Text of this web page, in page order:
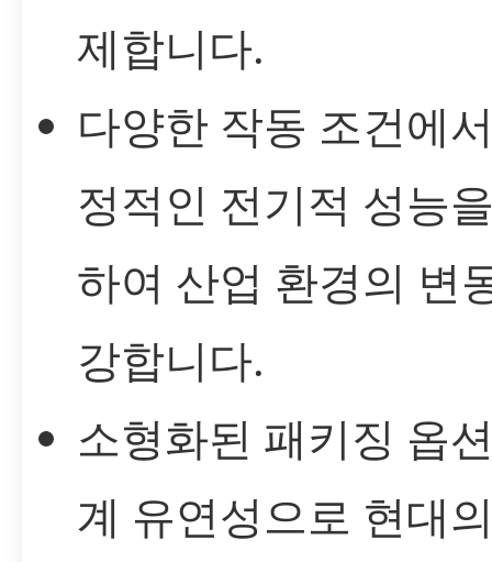
제합니다.
다양한 작동 조건에
정적인 전기적 성능
하여 산업 환경의 변
강합니다.
소형화된 패키징 옵
계 유연성으로 현대